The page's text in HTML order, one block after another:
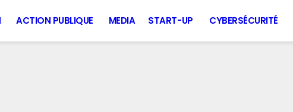
ACTION PUBLIQUE MEDIA START-UP CYBERSÉCURITÉ